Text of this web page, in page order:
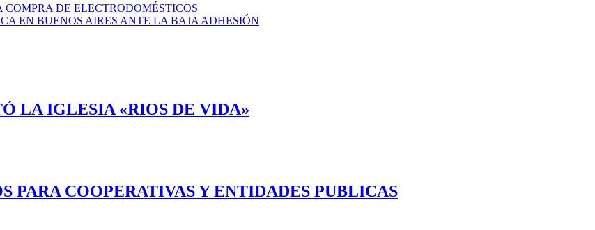
DE ELECTRODOMÉSTICOS
EN BUENOS AIRES ANTE LA BAJA ADHESIÓN
LA IGLESIA «RIOS DE VIDA»
PARA COOPERATIVAS Y ENTIDADES PUBLICAS